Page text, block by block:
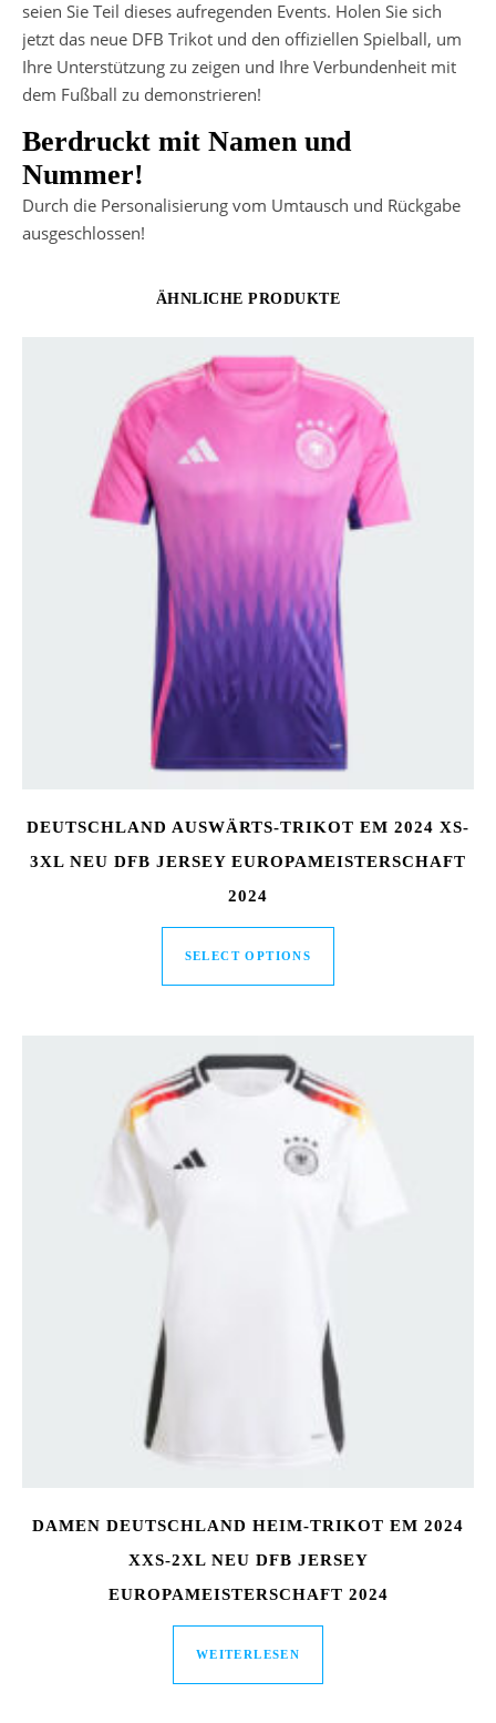
seien Sie Teil dieses aufregenden Events. Holen Sie sich
jetzt das neue DFB Trikot und den offiziellen Spielball, um
Ihre Unterstützung zu zeigen und Ihre Verbundenheit mit
dem Fußball zu demonstrieren!
Berdruckt mit Namen und
Nummer!
Durch die Personalisierung vom Umtausch und Rückgabe
ausgeschlossen!
ÄHNLICHE PRODUKTE
DEUTSCHLAND AUSWÄRTS-TRIKOT EM 2024 XS-
3XL NEU DFB JERSEY EUROPAMEISTERSCHAFT
2024
SELECT OPTIONS
DAMEN DEUTSCHLAND HEIM-TRIKOT EM 2024
XXS-2XL NEU DFB JERSEY
EUROPAMEISTERSCHAFT 2024
WEITERLESEN